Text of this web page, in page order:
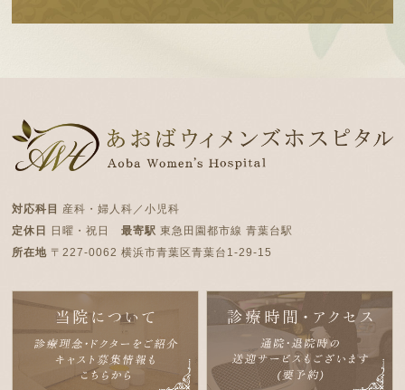
対応科目
産科・婦人科／小児科
定休日
日曜・祝日最寄駅 東急田園都市線 青葉台駅
所在地 〒227-0062 横浜市青葉区青葉台1-29-15